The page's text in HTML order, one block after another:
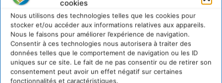
cookies
Nous utilisons des technologies telles que les cookies pour
stocker et/ou accéder aux informations relatives aux appareils.
Nous le faisons pour améliorer l’expérience de navigation.
Consentir à ces technologies nous autorisera à traiter des
données telles que le comportement de navigation ou les ID
uniques sur ce site. Le fait de ne pas consentir ou de retirer son
consentement peut avoir un effet négatif sur certaines
fonctionnalités et caractéristiques.
Julia Roberts est Mère Nature